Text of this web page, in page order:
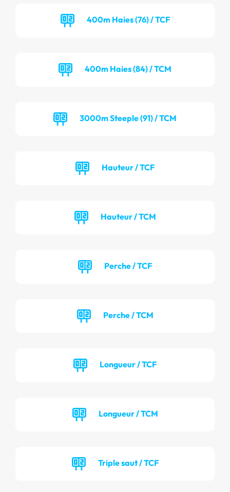
400m Haies (76) / TCF
400m Haies (84) / TCM
3000m Steeple (91) / TCM
Hauteur / TCF
Hauteur / TCM
Perche / TCF
Perche / TCM
Longueur / TCF
Longueur / TCM
Triple saut / TCF